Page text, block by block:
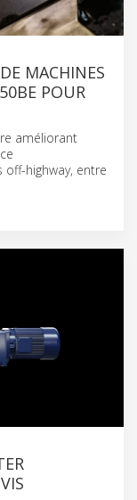
MACHINES
POUR
améliorant
highway, entre